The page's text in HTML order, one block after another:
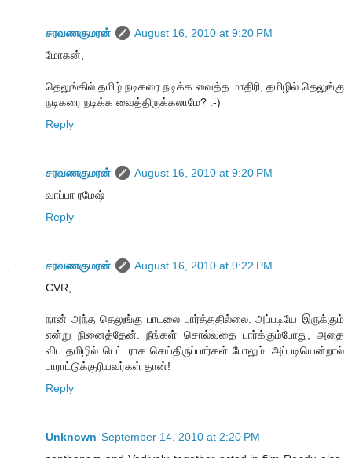
சரவணகுமரன்
August 16, 2010 at 9:20 PM
மோகன்,
தெலுங்கில் தமிழ் நடிகரை நடிக்க வைத்த மாதிரி, தமிழில் தெலுங்கு
நடிகரை நடிக்க வைத்திருக்கலாமே? :-)
Reply
சரவணகுமரன்
August 16, 2010 at 9:20 PM
வாப்பா ரமேஷ்
Reply
சரவணகுமரன்
August 16, 2010 at 9:22 PM
CVR,
நான் அந்த தெலுங்கு பாடலை பார்த்ததில்லை. அப்படியே இருக்கும்
என்று நினைத்தேன். நீங்கள் சொல்வதை பார்க்கும்போது, அதை
விட தமிழில் பெட்டராக செய்திருப்பார்கள் போலும். அப்படியென்றால்
பாராட்டுக்குரியவர்கள் தான்!
Reply
Unknown September 14, 2010 at 2:20 PM